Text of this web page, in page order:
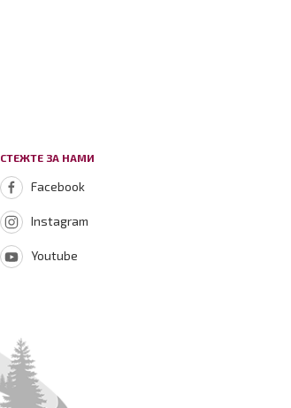
СТЕЖТЕ ЗА НАМИ
Facebook
Instagram
Youtube